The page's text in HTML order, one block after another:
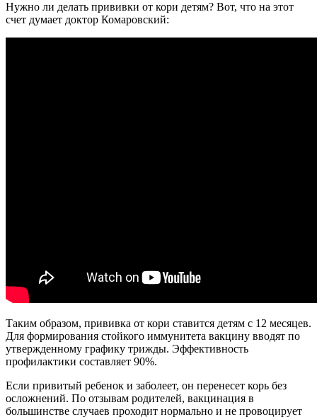
Нужно ли делать прививки от кори детям? Вот, что на этот
счет думает доктор Комаровский:
Таким образом, прививка от кори ставится детям с 12 месяцев.
Для формирования стойкого иммунитета вакцину вводят по
утвержденному графику трижды. Эффективность
профилактики составляет 90%.
Если привитый ребенок и заболеет, он перенесет корь без
осложнений. По отзывам родителей, вакцинация в
большинстве случаев проходит нормально и не провоцирует